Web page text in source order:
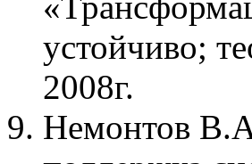
устойчиво;
2008г.
Немонтов